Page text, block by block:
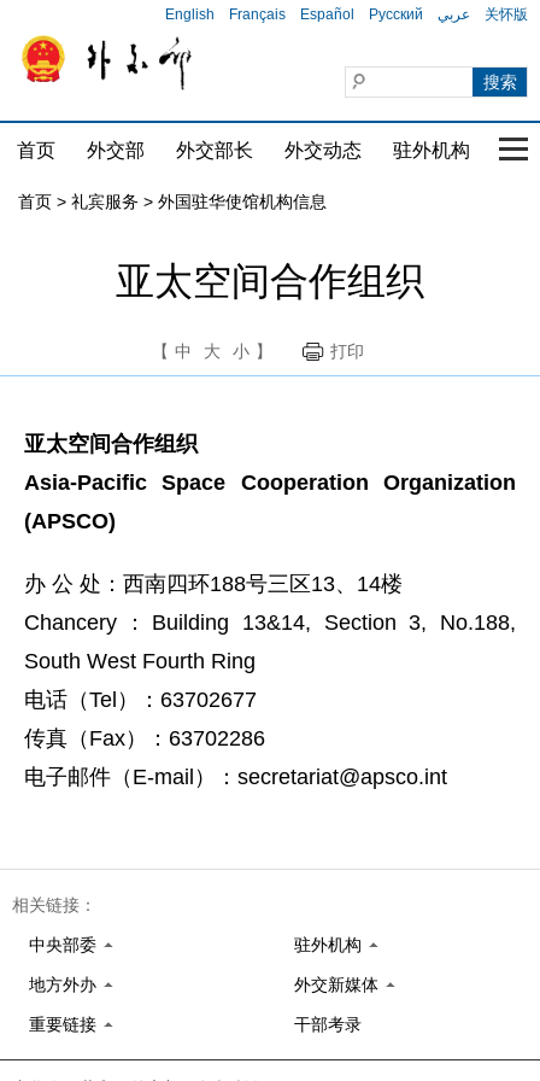
English Français Español Русский عربي 关怀版
首页 外交部 外交部长 外交动态 驻外机构 国
首页 > 礼宾服务 > 外国驻华使馆机构信息
亚太空间合作组织
【 中 大 小 】 打印
亚太空间合作组织
Asia-Pacific Space Cooperation Organization
(APSCO)
办 公 处：西南四环188号三区13、14楼
Chancery：Building 13&14, Section 3, No.188,
South West Fourth Ring
电话（Tel）：63702677
传真（Fax）：63702286
电子邮件（E-mail）：secretariat@apsco.int
相关链接：
中央部委 驻外机构
地方外办 外交新媒体
重要链接 干部考录